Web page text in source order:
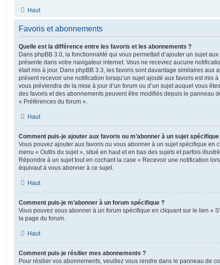
Haut
Favoris et abonnements
Quelle est la différence entre les favoris et les abonnements ?
Dans phpBB 3.0, la fonctionnalité qui vous permettait d’ajouter un sujet
présente dans votre navigateur internet. Vous ne receviez aucune
était mis à jour. Dans phpBB 3.3, les favoris sont davantage similaires aux
présent recevoir une notification lorsqu’un sujet ajouté aux favoris est mis
vous préviendra de la mise à jour d’un forum ou d’un sujet auquel vous
des favoris et des abonnements peuvent être modifiés depuis le panneau
« Préférences du forum ».
Haut
Comment puis-je ajouter aux favoris ou m’abonner à un sujet spécifique
Vous pouvez ajouter aux favoris ou vous abonner à un sujet spécifique en
menu « Outils du sujet », situé en haut et en bas des sujets et parfois
Répondre à un sujet tout en cochant la case « Recevoir une notification
équivaut à vous abonner à ce sujet.
Haut
Comment puis-je m’abonner à un forum spécifique ?
Vous pouvez vous abonner à un forum spécifique en cliquant sur le lien «
la page du forum.
Haut
Comment puis-je résilier mes abonnements ?
Pour résilier vos abonnements, veuillez vous rendre dans le panneau de